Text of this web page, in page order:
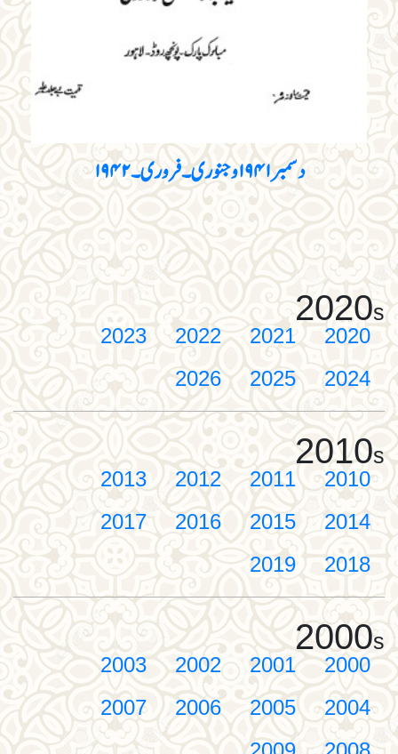
دسمبر۱۹۴۱و جنوری۔فروری۔۱۹۴۲
2020s
2020
2021
2022
2023
2024
2025
2026
2010s
2010
2011
2012
2013
2014
2015
2016
2017
2018
2019
2000s
2000
2001
2002
2003
2004
2005
2006
2007